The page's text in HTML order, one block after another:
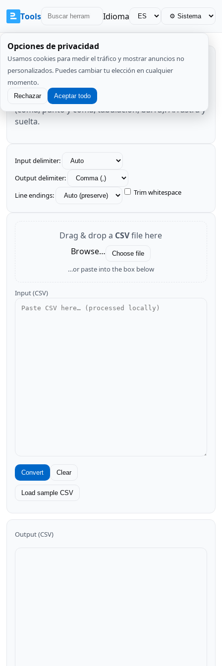
Tools Idioma
Opciones de privacidad
Usamos cookies para medir el tráfico y mostrar anuncios no
personalizados. Puedes cambiar tu elección en cualquier
momento.
Rechazar Aceptar todo
Convertidor de delimitador CSV
Cambia de forma segura el delimitador de un CSV
(coma, punto y coma, tabulación, barra). Arrastra y
suelta.
Input delimiter:
Output delimiter:
Line endings:
Trim whitespace
Drag & drop a CSVfile here
Browse…
Choose file
…or paste into the box below
Input (CSV)
Convert Clear
Load sample CSV
Output (CSV)